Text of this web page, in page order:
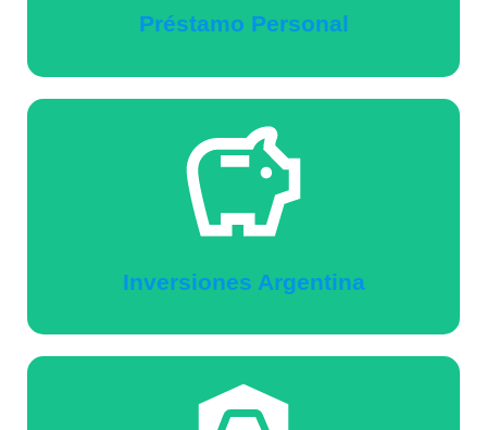
Préstamo Personal
Inversiones Argentina